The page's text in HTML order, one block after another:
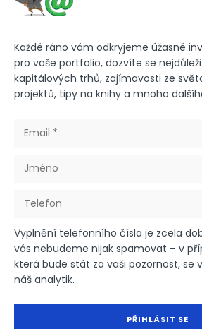
Každé ráno vám odkryjeme úžasné
pro vaše portfolio, dozvíte se
kapitálových trhů, zajímavosti ze
projektů, tipy na knihy a mnoho
Vyplnění telefonního čísla je zcela
vás nebudeme nijak spamovat – v
která bude stát za vaši pozornost, se
náš analytik.